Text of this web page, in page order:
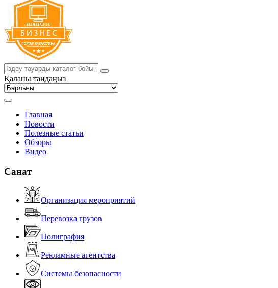
Қаланы таңдаңыз
Главная
Новости
Полезные статьи
Обзоры
Видео
Санат
Организация мероприятий
Перевозка грузов
Полиграфия
Рекламные агентства
Системы безопасности